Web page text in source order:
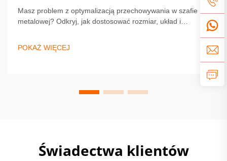
Masz problem z optymalizacją przechowywania w szafie
metalowej? Odkryj, jak dostosować rozmiar, układ i
ekspertów dotyczących bezpieczeństwa, personalizacji i
instalacji. Zacznij projektować swoje idealne rozwiązanie już
POKAŻ WIĘCEJ
Świadectwa klientów